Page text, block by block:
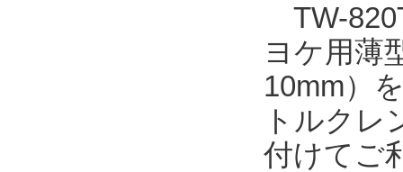
TW-
ヨケ用薄
10mm）
トルクレ
付けてご